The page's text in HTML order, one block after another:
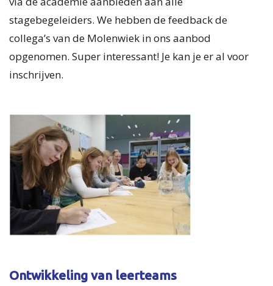
stagebegeleiders. We hebben de feedback de
collega’s van de Molenwiek in ons aanbod
opgenomen. Super interessant! Je kan je er al voor
inschrijven.
Ontwikkeling van leerteams